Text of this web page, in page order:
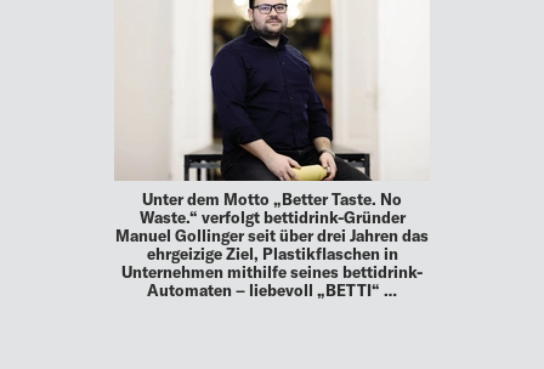
Unter dem Motto „Better Taste. No
Waste.“ verfolgt bettidrink-Gründer
Manuel Gollinger seit über drei Jahren das
ehrgeizige Ziel, Plastikflaschen in
Unternehmen mithilfe seines bettidrink-
Automaten – liebevoll „BETTI“ …